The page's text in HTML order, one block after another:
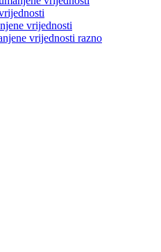
vrijednosti
vrijednosti razno